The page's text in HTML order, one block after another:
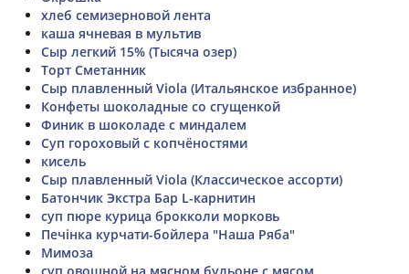
хлеб семизерновой лента
каша ячневая в мультив
Сыр легкий 15% (Тысяча озер)
Торт Сметанник
Сыр плавленный Viola (Итальянское избранное)
Конфеты шоколадные со сгущенкой
Финик в шоколаде с миндалем
Суп гороховый с копчёностями
кисель
Сыр плавленный Viola (Классическое ассорти)
Батончик Экстра Бар L-карнитин
суп пюре курица брокколи морковь
Печінка курчати-бойлера "Наша Ряба"
Мимоза